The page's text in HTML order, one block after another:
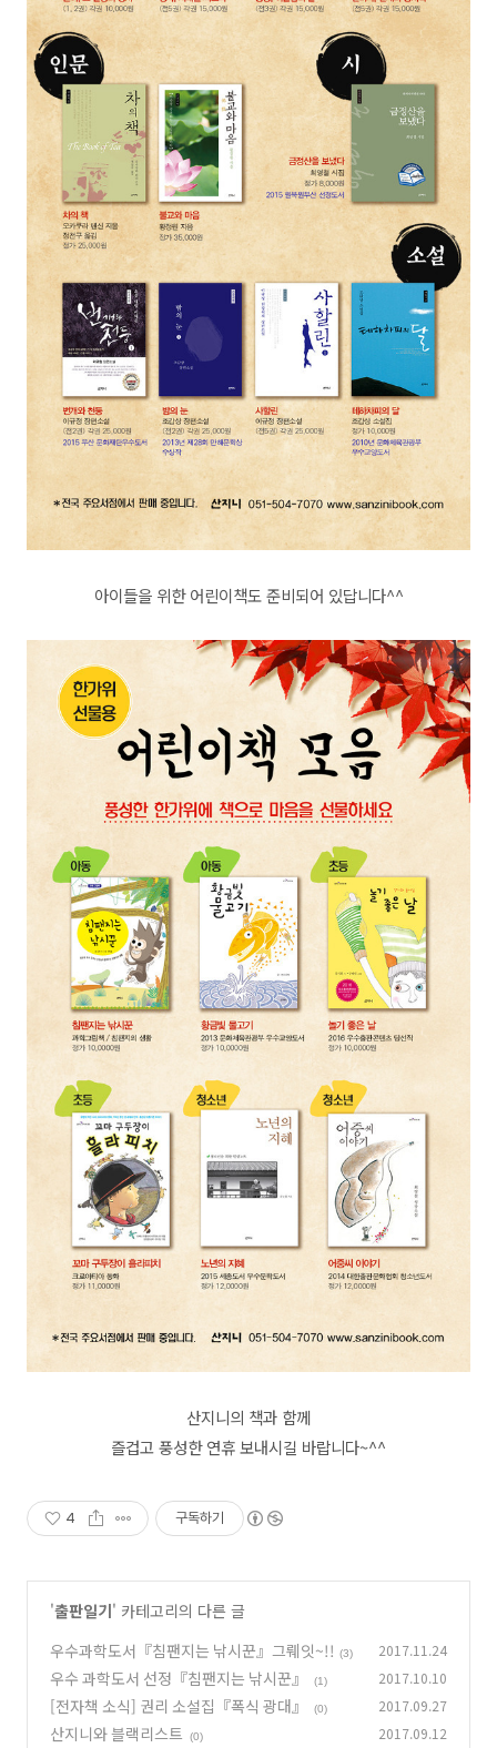
아이들을 위한 어린이책도 준비되어 있답니다^^
산지니의 책과 함께
즐겁고 풍성한 연휴 보내시길 바랍니다~^^
4 구독하기
'출판일기' 카테고리의 다른 글
우수과학도서『침팬지는 낚시꾼』그뤠잇~!! (3) 2017.11.24
우수 과학도서 선정『침팬지는 낚시꾼』 (1) 2017.10.10
[전자책 소식] 권리 소설집『폭식 광대』 (0) 2017.09.27
산지니와 블랙리스트 (0) 2017.09.12